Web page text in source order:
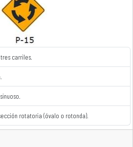
carriles.
rotatoria (óvalo o rotonda).